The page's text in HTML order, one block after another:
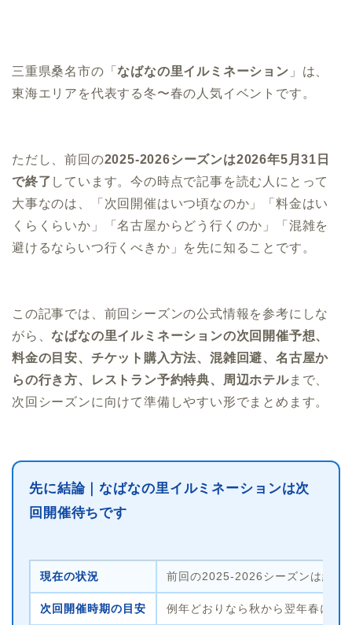
三重県桑名市の「なばなの里イルミネーション 」は、
東海エリアを代表する冬〜春の人気イベントです。
ただし、前回の2025-2026シーズンは2026年5月31日
で終了 しています。今の時点で記事を読む人にとって
大事なのは、「次回開催はいつ頃なのか」「料金はい
くらくらいか」「名古屋からどう行くのか」「混雑を
避けるならいつ行くべきか」を先に知ることです。
この記事では、前回シーズンの公式情報を参考にしな
がら、なばなの里イルミネーションの次回開催予想、
料金の目安、チケット購入方法、混雑回避、名古屋か
らの行き方、レストラン予約特典、周辺ホテルまで、
次回シーズンに向けて準備しやすい形でまとめます。
先に結論｜なばなの里イルミネーションは次
回開催待ちです
現在の状況 前回の2025-2026シーズンは終了
次回開催時期の目安 例年どおりなら秋から翌年春にか